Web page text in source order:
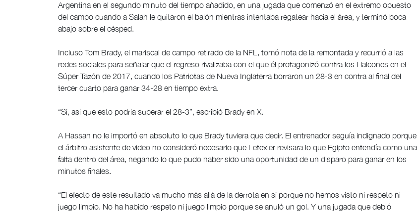
Argentina en el segundo minuto del tiempo añadido, en una jugada que comenzó en el extremo opuesto
del campo cuando a Salah le quitaron el balón mientras intentaba regatear hacia el área, y terminó boca
abajo sobre el césped.
Incluso Tom Brady, el mariscal de campo retirado de la NFL, tomó nota de la remontada y recurrió a las
redes sociales para señalar que el regreso rivalizaba con el que él protagonizó contra los Halcones en el
Súper Tazón de 2017, cuando los Patriotas de Nueva Inglaterra borraron un 28-3 en contra al final del
tercer cuarto para ganar 34-28 en tiempo extra.
“Sí, así que esto podría superar el 28-3”, escribió Brady en X.
A Hassan no le importó en absoluto lo que Brady tuviera que decir. El entrenador seguía indignado porque
el árbitro asistente de video no consideró necesario que Letexier revisara lo que Egipto entendía como una
falta dentro del área, negando lo que pudo haber sido una oportunidad de un disparo para ganar en los
minutos finales.
“El efecto de este resultado va mucho más allá de la derrota en sí porque no hemos visto ni respeto ni
juego limpio. No ha habido respeto ni juego limpio porque se anuló un gol. Y una jugada que debió